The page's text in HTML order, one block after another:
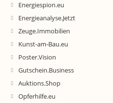
Energiespion.eu
Energieanalyse.Jetzt
Zeuge.Immobilien
Kunst-am-Bau.eu
Poster.Vision
Gutschein.Business
Auktions.Shop
Opferhilfe.eu